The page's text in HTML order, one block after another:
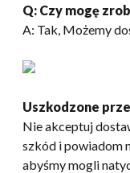
Q: Czy mogę
A: Tak, Możemy
Uszkodzone
Nie akceptuj
szkód i powiadom
abyśmy mogli